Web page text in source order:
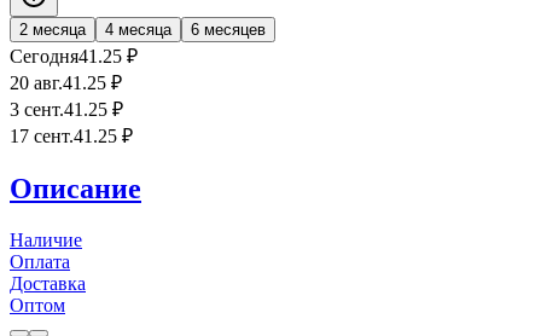
2 месяца 4 месяца 6 месяцев
Сегодня41 .25 ₽
20 авг.41 .25 ₽
3 сент.41 .25 ₽
17 сент.41 .25 ₽
Описание
Наличие
Оплата
Доставка
Оптом